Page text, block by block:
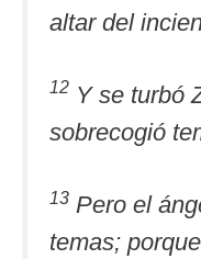
altar del
12 Y se turbó
sobrecogió
13 Pero el
temas;